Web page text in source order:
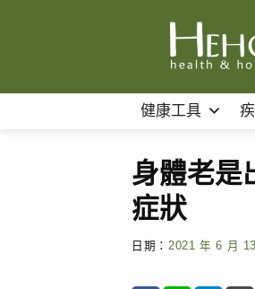
健康工具
身體老是
症狀
日期： 2021 年 6 月